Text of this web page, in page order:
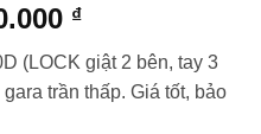
₫.
₫Giá
hiện
tại
là:
(LOCK giật 2 bên, tay 3
trần thấp. Giá tốt, bảo